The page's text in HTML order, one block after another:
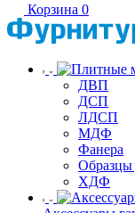
Корзина 0
ДВП
ДСП
ЛДСП
МДФ
Фанера
Образцы
ХДФ